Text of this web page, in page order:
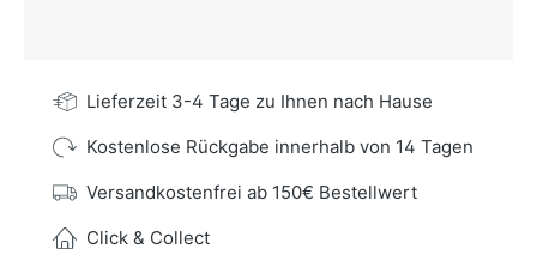
Lieferzeit 3-4 Tage zu Ihnen nach Hause
Kostenlose Rückgabe innerhalb von 14 Tagen
Versandkostenfrei ab 150€ Bestellwert
Click & Collect